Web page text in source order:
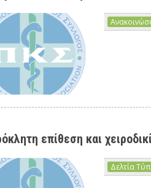
επίθεση και
Δελτία